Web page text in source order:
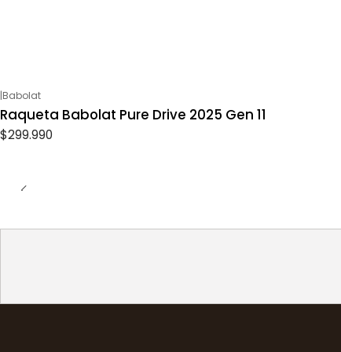
|Babolat
Raqueta Babolat Pure Drive 2025 Gen 11
$299.990